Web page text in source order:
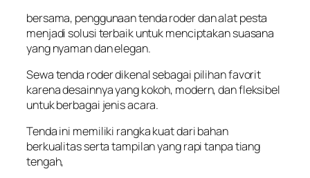
bersama, penggunaan tenda roder dan alat pesta
menjadi solusi terbaik untuk menciptakan suasana
yang nyaman dan elegan.
Sewa tenda roder dikenal sebagai pilihan favorit
karena desainnya yang kokoh, modern, dan fleksibel
untuk berbagai jenis acara.
Tenda ini memiliki rangka kuat dari bahan
berkualitas serta tampilan yang rapi tanpa tiang
tengah,